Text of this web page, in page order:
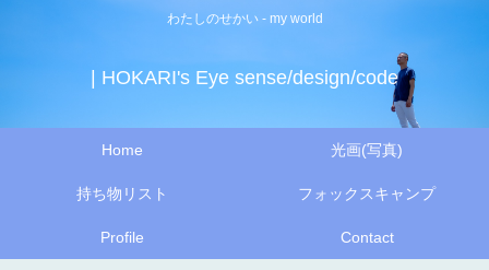
わたしのせかい - my world
| HOKARI's Eye sense/design/code
Home 光画(写真)
持ち物リスト フォックスキャンプ
Profile Contact